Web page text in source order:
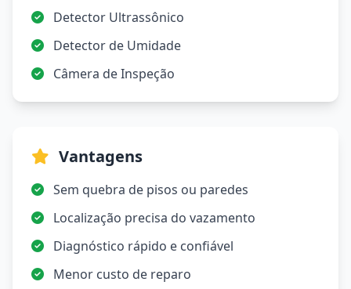
Detector Ultrassônico
Detector de Umidade
Câmera de Inspeção
Vantagens
Sem quebra de pisos ou paredes
Localização precisa do vazamento
Diagnóstico rápido e confiável
Menor custo de reparo